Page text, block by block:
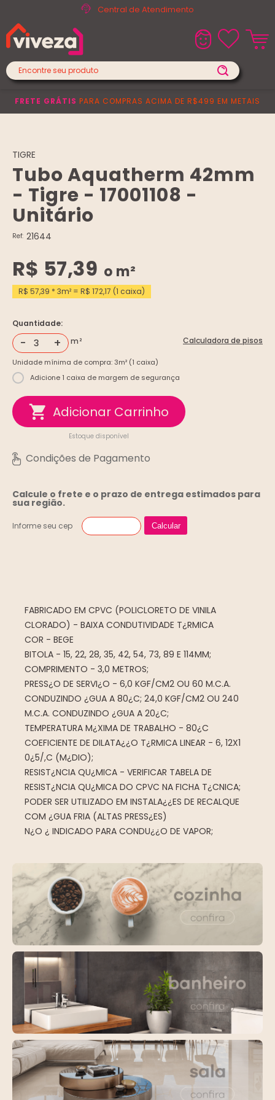
Central de Atendimento
FRETE GRÁTIS PARA COMPRAS ACIMA DE R$499 EM METAIS
TIGRE
Tubo Aquatherm 42mm
- Tigre - 17001108 -
Unitário
Ref: 21644
R$ 57,39 o m²
R$ 57,39 * 3m² = R$ 172,17 (1 caixa)
Quantidade:
- + Calculadora de pisos
Unidade mínima de compra: 3m² (1 caixa)
Adicione 1 caixa de margem de segurança
Estoque disponível
Calcule o frete e o prazo de entrega estimados para
sua região.
Informe seu cep Calcular
FABRICADO EM CPVC (POLICLORETO DE VINILA
CLORADO) - BAIXA CONDUTIVIDADE T¿RMICA
COR - BEGE
BITOLA - 15, 22, 28, 35, 42, 54, 73, 89 E 114MM;
COMPRIMENTO - 3,0 METROS;
PRESS¿O DE SERVI¿O - 6,0 KGF/CM2 OU 60 M.C.A.
CONDUZINDO ¿GUA A 80¿C; 24,0 KGF/CM2 OU 240
M.C.A. CONDUZINDO ¿GUA A 20¿C;
TEMPERATURA M¿XIMA DE TRABALHO - 80¿C
COEFICIENTE DE DILATA¿¿O T¿RMICA LINEAR - 6, 12X1
0¿5/,C (M¿DIO);
RESIST¿NCIA QU¿MICA - VERIFICAR TABELA DE
RESIST¿NCIA QU¿MICA DO CPVC NA FICHA T¿CNICA;
PODER SER UTILIZADO EM INSTALA¿¿ES DE RECALQUE
COM ¿GUA FRIA (ALTAS PRESS¿ES)
N¿O ¿ INDICADO PARA CONDU¿¿O DE VAPOR;